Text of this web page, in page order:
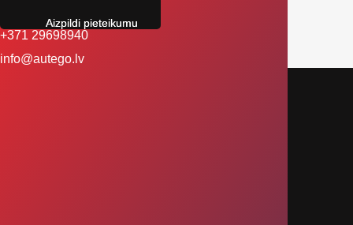
+371 29698940
info@autego.lv